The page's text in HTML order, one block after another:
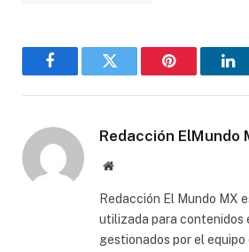
FacebookGorjeo Pinterest
Redacción ElMundo
Sitio
Redacción El Mundo MX
utilizada para contenidos
gestionados por el